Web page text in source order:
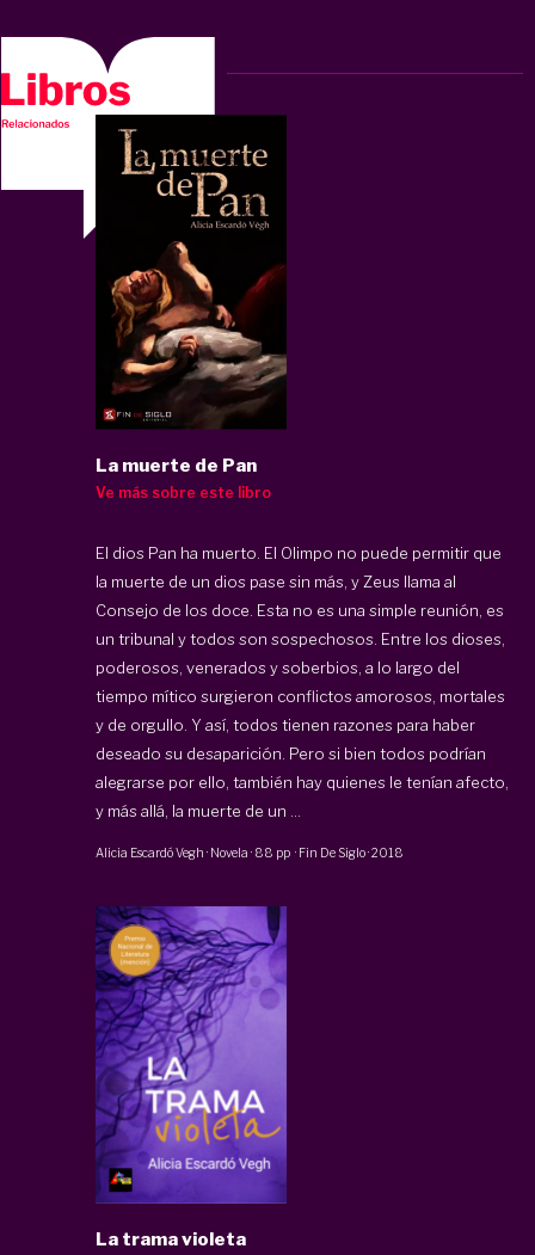
La muerte de Pan
Ve más sobre este libro
El dios Pan ha muerto. El Olimpo no puede permitir que
la muerte de un dios pase sin más, y Zeus llama al
Consejo de los doce. Esta no es una simple reunión, es
un tribunal y todos son sospechosos. Entre los dioses,
poderosos, venerados y soberbios, a lo largo del
tiempo mítico surgieron conflictos amorosos, mortales
y de orgullo. Y así, todos tienen razones para haber
deseado su desaparición. Pero si bien todos podrían
alegrarse por ello, también hay quienes le tenían afecto,
y más allá, la muerte de un ...
Alicia Escardó Vegh · Novela · 88 pp · Fin De Siglo·2018
La trama violeta